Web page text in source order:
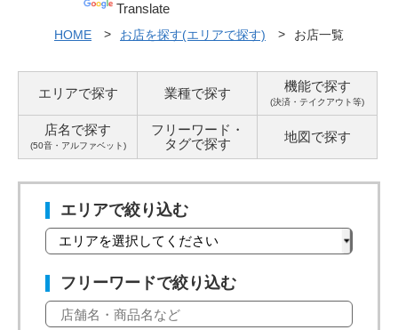
Translate
HOME お店を探す(エリアで探す) お店一覧
エリアで探す 業種で探す 機能で探す
(決済・テイクアウト等)
店名で探す
(50音・アルファベット)
フリーワード・
タグで探す 地図で探す
エリアで絞り込む
フリーワードで絞り込む